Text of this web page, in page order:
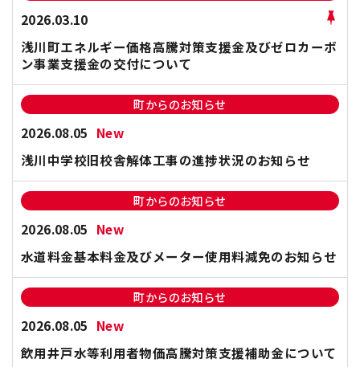
2026.03.10
浅川町エネルギー価格高騰対策支援金及びゼロカーボ
ン事業支援金の交付について
町からのお知らせ
2026.08.05 New
浅川中学校旧校舎解体工事の進捗状況のお知らせ
町からのお知らせ
2026.08.05 New
水道料金基本料金及びメーター使用料減免のお知らせ
町からのお知らせ
2026.08.05 New
飲用井戸水等利用者物価高騰対策支援補助金について